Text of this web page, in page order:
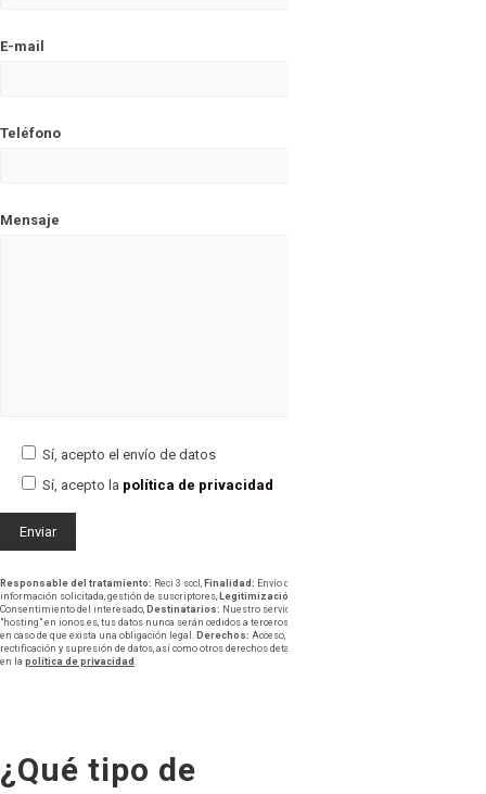
E-mail
Teléfono
Mensaje
Sí, acepto el envío de datos
Sí, acepto la política de privacidad
Responsable del tratamiento: Reci 3 sccl, Finalidad: Envío de
información solicitada, gestión de suscriptores, Legitimización:
Consentimiento del interesado, Destinatarios: Nuestro servidor
"hosting" en ionos.es, tus datos nunca serán cedidos a terceros salvo
en caso de que exista una obligación legal. Derechos: Acceso,
rectificación y supresión de datos, así como otros derechos detallados
en la política de privacidad .
¿Qué tipo de